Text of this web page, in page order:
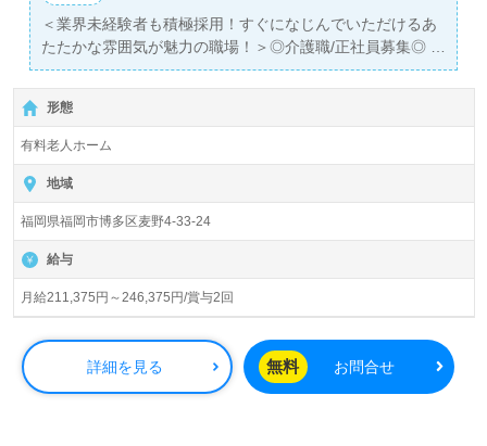
＜業界未経験者も積極採用！すぐになじんでいただけるあ
たたかな雰囲気が魅力の職場！＞◎介護職/正社員募集◎
【月給211,375円～246,375円/賞与2回】＊初任者研修以上
有資格者向け求人＊『雑餉隈駅』徒歩3分。お車通勤可能
です。
入所定員55名（55室/全室個室）『住宅型有料老人ホーム
サンホームさくら』医療法人鵬志会（本部：福岡県福岡
市）様の運営です。福岡県を中心にクリニック、歯科、サ
ービス付き高齢者向け住宅、住宅型有料老人ホーム、デイ
サービス、訪問看護/介護ステーション、巡回サービス事業
◎天井が高くゆったりとした居室空間で寄り添う！訪問介
護ステーション、デイサービス、巡回サービス併設事業所
様！◎
看護助手や介護職経験のある方はもちろん、これから介護
形態
有料老人ホーム
地域
福岡県福岡市博多区麦野4-33-24
給与
月給211,375円～246,375円/賞与2回
詳細を見る 無料 お問合せ